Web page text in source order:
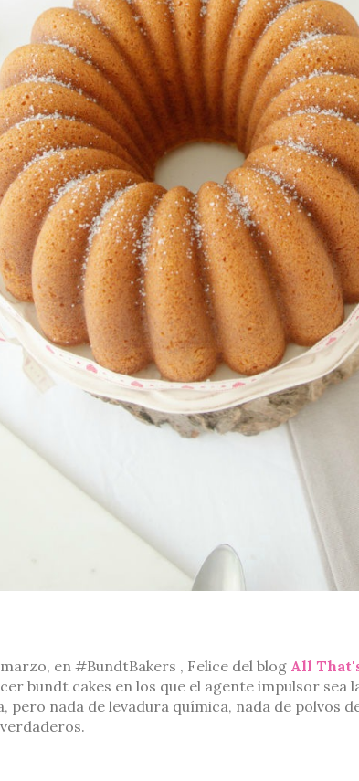
en #BundtBakers , Felice del blog All
bundt cakes en los que el agente impulsor sea
pero nada de levadura química, nada de polvos